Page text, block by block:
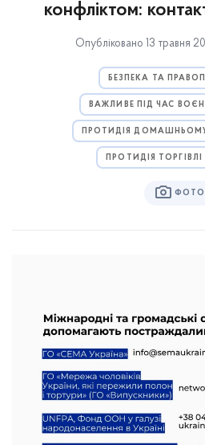
конфліктом:
Опубліковано 13 травня
БЕЗПЕКА ТА
ВАЖЛИВЕ ПІД ЧАС
ПРОТИДІЯ
ПРОТИДІЯ
ФОТО